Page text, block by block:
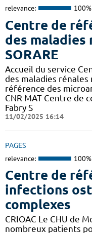
relevance: 100%
Centre de
des maladies
SORARE
Accueil du service
des maladies rénales
référence des
CNR MAT Centre de
Fabry S
11/02/2025 16:14
PAGES
relevance: 100%
Centre de
infections
complexes
CRIOAC Le CHU de
nombreux patients